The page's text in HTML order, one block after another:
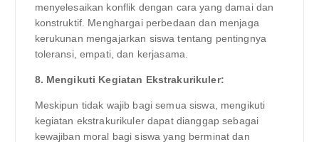
menyelesaikan konflik dengan cara yang damai dan
konstruktif. Menghargai perbedaan dan menjaga
kerukunan mengajarkan siswa tentang pentingnya
toleransi, empati, dan kerjasama.
8. Mengikuti Kegiatan Ekstrakurikuler:
Meskipun tidak wajib bagi semua siswa, mengikuti
kegiatan ekstrakurikuler dapat dianggap sebagai
kewajiban moral bagi siswa yang berminat dan